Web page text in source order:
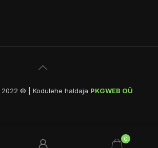
2022 © | Kodulehe haldaja PKGWEB OÜ
0